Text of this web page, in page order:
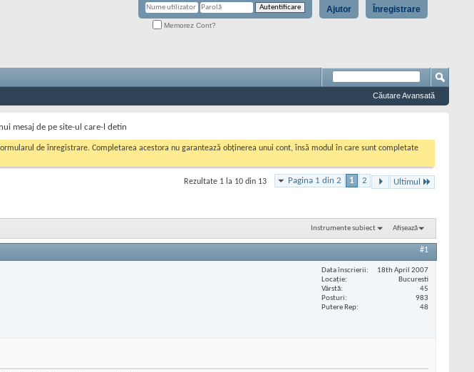
Înregistrare
Ajutor
Memorez Cont?
Căutare Avansată
mesaj de pe site-ul care-l detin
de înregistrare. Completarea acestora nu garantează obținerea unui cont, însă modul în care sunt completate
Pagina 1 din 2 1 2 Ultimul
Rezultate 1 la 10 din 13
Instrumente subiect Afișează
#1
Data înscrierii
18th April 2007
Locaţie
Bucuresti
Vârstă
45
Posturi
983
Putere Rep
48